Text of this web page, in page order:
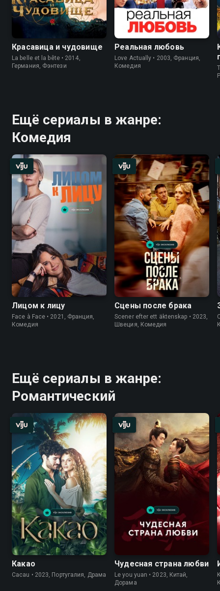
Красавица и чудовище
La belle et la bête • 2014,
Германия, Фэнтези
Реальная любовь
Love Actually • 2003, Франция,
Комедия
Ещё сериалы в жанре:
Комедия
Лицом к лицу
Face à Face • 2021, Франция,
Комедия
Сцены после брака
Scener efter ett äktenskap • 2023,
Швеция, Комедия
Ещё сериалы в жанре:
Романтический
Какао
Cacau • 2023, Португалия, Драма
Чудесная страна любви
Le you yuan • 2023, Китай,
Дорама